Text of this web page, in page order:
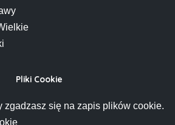
Pliki Cookie
zgadzasz się na zapis plików cookie.